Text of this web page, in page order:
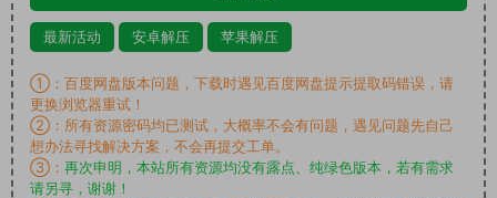
最新活动 安卓解压 苹果解压
①：百度网盘版本问题，下载时遇见百度网盘提示提取码错误，请
更换浏览器重试！
②：所有资源密码均已测试，大概率不会有问题，遇见问题先自己
想办法寻找解决方案，不会再提交工单。
③： 再次申明，本站所有资源均没有露点、纯绿色版本，若有需求
请另寻，谢谢！